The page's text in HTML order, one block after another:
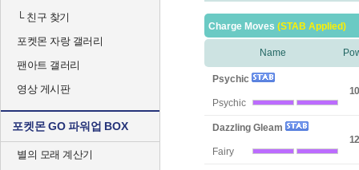
└친구 찾기
포켓몬 자랑 갤러리
팬아트 갤러리
영상 게시판
포켓몬 GO 파워업 BOX
별의 모래 계산기
Charge Moves (STAB Applied)
Name
Psychic
Psychic
Dazzling Gleam
Fairy